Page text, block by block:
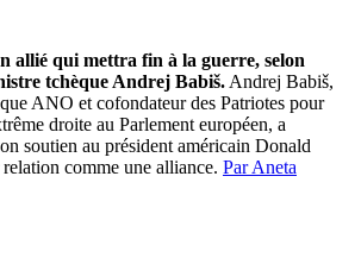
allié qui mettra fin à la guerre, selon
tchèque Andrej Babiš. Andrej Babiš,
ANO et cofondateur des Patriotes pour
droite au Parlement européen, a
soutien au président américain Donald
comme une alliance. Par Aneta